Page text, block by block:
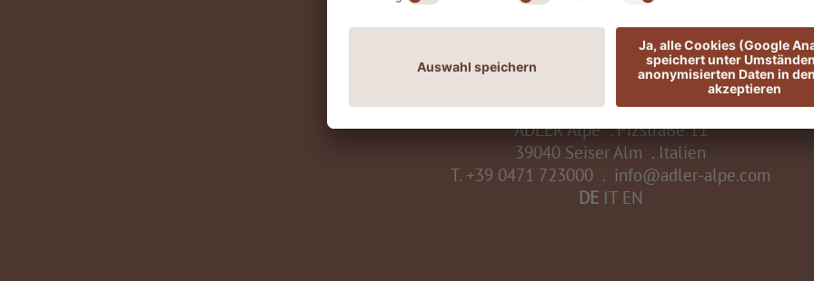
ADLER Alpe.Pizstraße 11
39040 Seiser Alm . Italien
T. +39 0471 723000 . info@adler-alpe.com
DE IT EN